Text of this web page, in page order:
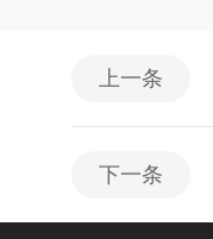
上一条
下一条